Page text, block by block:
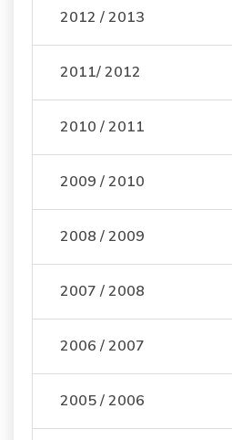
2012 / 2013
2011/ 2012
2010 / 2011
2009 / 2010
2008 / 2009
2007 / 2008
2006 / 2007
2005 / 2006